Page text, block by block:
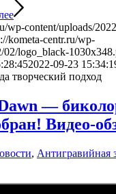
wp-content/uploads/
kometa-centr.ru/wp-
02/logo_black-
2022-09-23
творческий подход
—
Видео-
, Антигравийная